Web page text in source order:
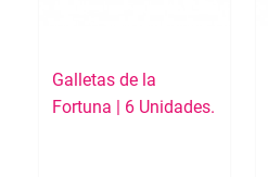
Galletas de la
Fortuna | 6 Unidades.